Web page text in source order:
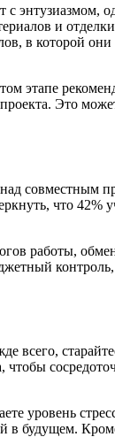
энтузиазмом,
и
в которой они
этапе
Это
совместным
что 42%
работы,
всего,
уровень
в будущем.